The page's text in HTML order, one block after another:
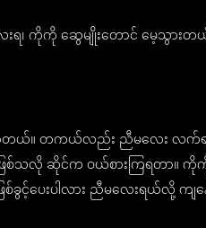
ရ၊ ကိုကို ဆွေမျိုးတောင် မေ့သွားတ
ယ်။ တကယ်လည်း ညီမလေး လက်ရာ
သလို ဆိုင်က ဝယ်စားကြရတာ။ ကိုကို့
ြစ်ခွင့်ပေးပါလား ညီမလေးရယ်လို့